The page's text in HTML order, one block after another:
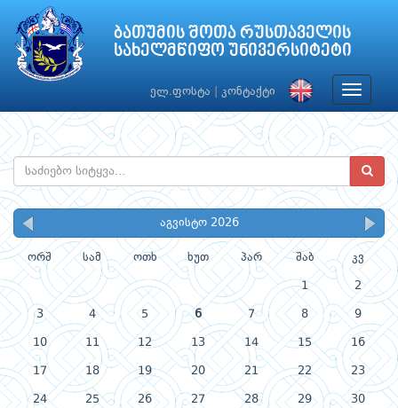
ბათუმის შოთა რუსთაველის
სახელმწიფო უნივერსიტეტი
ელ.ფოსტა კონტაქტი
Toggle
აგვისტო 2026
ორშ სამ ოთხ ხუთ პარ შაბ კვ
1 2
3 4 5 6 7 8 9
10 11 12 13 14 15 16
17 18 19 20 21 22 23
24 25 26 27 28 29 30